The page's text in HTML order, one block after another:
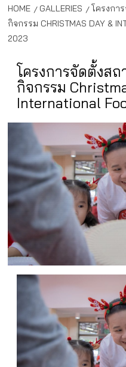
HOME GALLERIES
โครงกา
กิจกรรม CHRISTMAS DAY &
2023
โครงการจัดตั้งส
กิจกรรม
International